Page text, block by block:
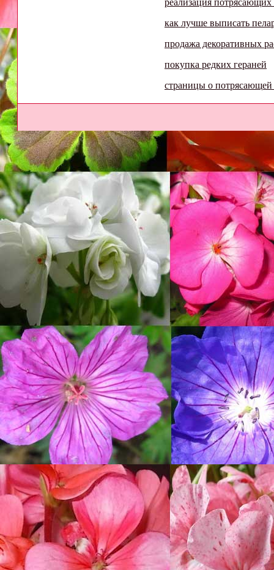
реализация
как лучше выписать
продажа декоративных
покупка редких гераней
страницы о потрясающей